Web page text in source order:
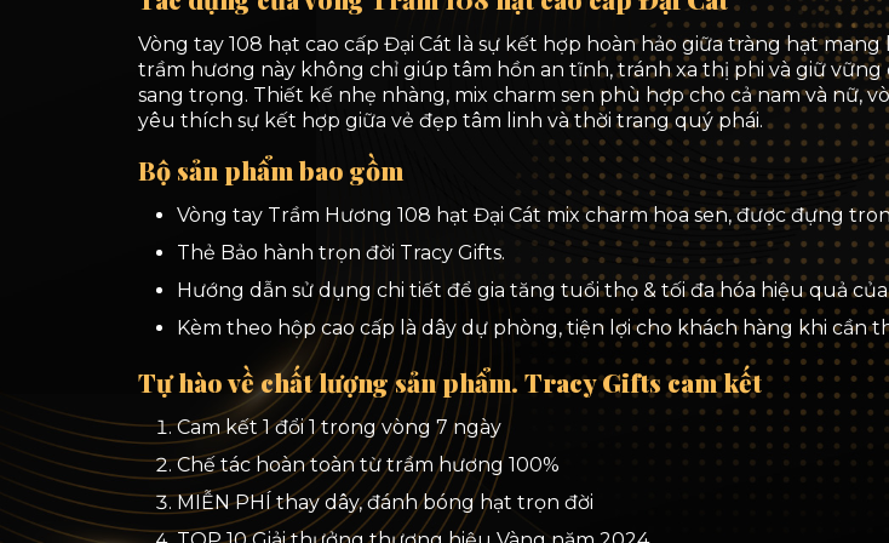
(Tuổi
trầm
8-
10
năm)
Vòng tay 108 hạt cao cấp Đại Cát là sự kết hợp hoàn hảo giữa tràng hạt
trầm hương này không chỉ giúp tâm hồn an tĩnh, tránh xa thị phi và giữ
sang trọng. Thiết kế nhẹ nhàng, mix charm sen phù hợp cho cả nam và nữ,
yêu thích sự kết hợp giữa vẻ đẹp tâm linh và thời trang quý phái.
Bộ sản phẩm bao gồm
Vòng tay Trầm Hương 108 hạt Đại Cát mix charm hoa sen, được đựng
Thẻ Bảo hành trọn đời Tracy Gifts.
Hướng dẫn sử dụng chi tiết để gia tăng tuổi thọ & tối đa hóa hiệu quả
Kèm theo hộp cao cấp là dây dự phòng, tiện lợi cho khách hàng khi cần
Tự hào về chất lượng sản phẩm. Tracy Gifts cam kết
Cam kết 1 đổi 1 trong vòng 7 ngày
Chế tác hoàn toàn từ trầm hương 100%
MIỄN PHÍ thay dây, đánh bóng hạt trọn đời